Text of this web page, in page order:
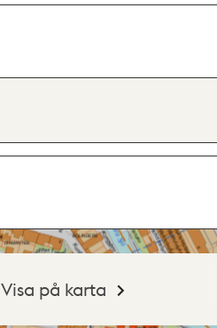
Visa på karta